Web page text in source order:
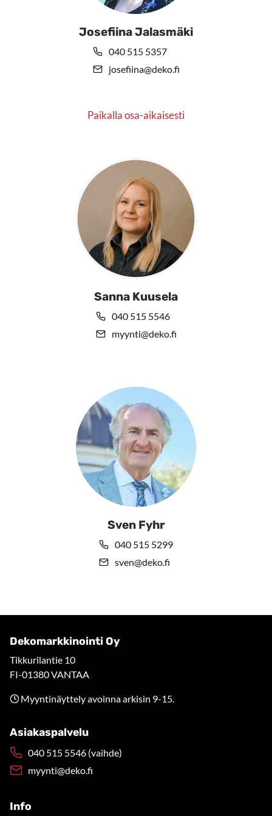
Josefiina Jalasmäki
040 515 5357
josefiina@deko.fi
Paikalla osa-aikaisesti
Sanna Kuusela
040 515 5546
myynti@deko.fi
Sven Fyhr
040 515 5299
sven@deko.fi
Dekomarkkinointi Oy
Tikkurilantie 10
FI-01380 VANTAA
Myyntinäyttely avoinna arkisin 9-15.
Asiakaspalvelu
040 515 5546 (vaihde)
myynti@deko.fi
Info